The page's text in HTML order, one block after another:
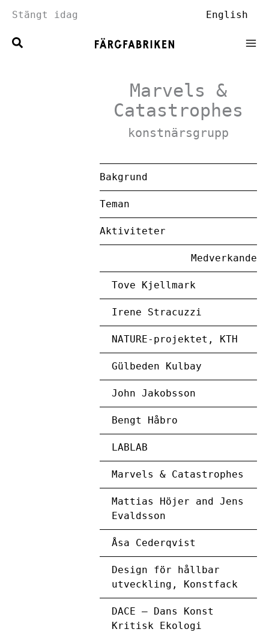
till
innehåll
Stängt idag English
Marvels &
Catastrophes
konstnärsgrupp
Bakgrund
Teman
Aktiviteter
Medverkande
Tove Kjellmark
Irene Stracuzzi
NATURE-projektet, KTH
Gülbeden Kulbay
John Jakobsson
Bengt Håbro
LABLAB
Marvels & Catastrophes
Mattias Höjer and Jens
Evaldsson
Åsa Cederqvist
Design för hållbar
utveckling, Konstfack
DACE – Dans Konst
Kritisk Ekologi